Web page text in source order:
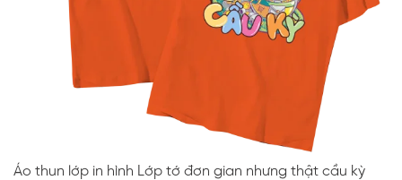
Áo thun lớp in hình Lớp tớ đơn gian nhưng thật cầu kỳ